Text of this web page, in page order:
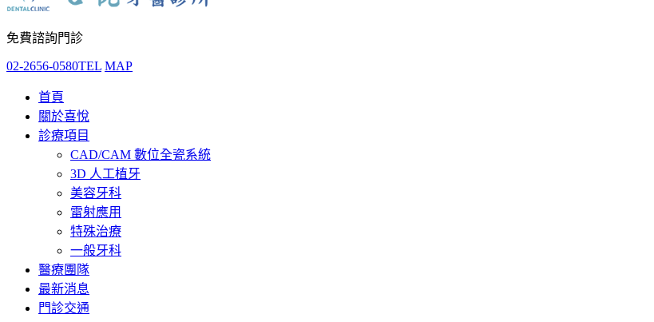
免費諮詢門診
02-2656-0580TEL MAP
首頁
關於喜悅
診療項目
CAD/CAM 數位全瓷系統
3D 人工植牙
美容牙科
雷射應用
特殊治療
一般牙科
醫療團隊
最新消息
門診交通